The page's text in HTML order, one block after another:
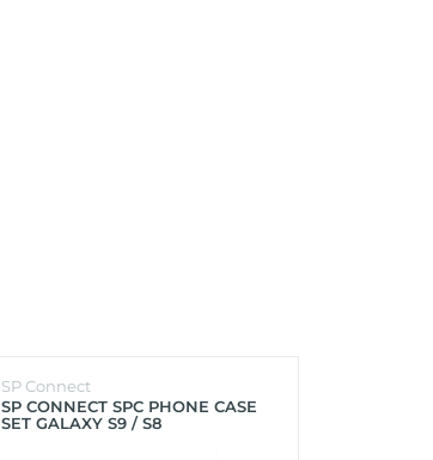
SP Connect
SP CONNECT SPC PHONE CASE
SET GALAXY S9 / S8